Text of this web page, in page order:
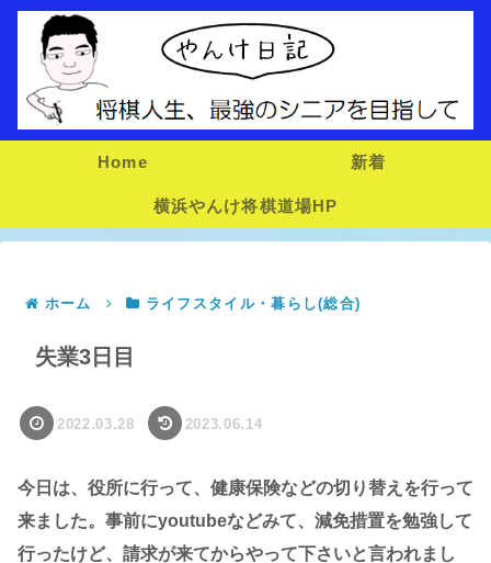
Home 新着
横浜やんけ将棋道場HP
ホーム ライフスタイル・暮らし(総合)
失業3日目
2022.03.28 2023.06.14
今日は、役所に行って、健康保険などの切り替えを行って
来ました。事前にyoutubeなどみて、減免措置を勉強して
行ったけど、請求が来てからやって下さいと言われまし